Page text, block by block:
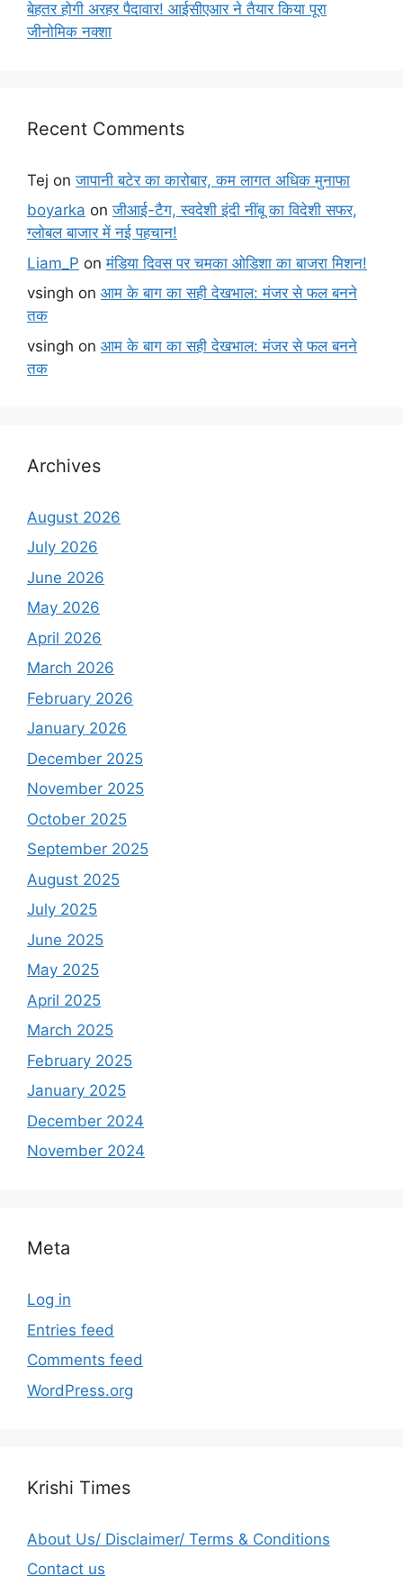
बेहतर होगी अरहर पैदावार! आईसीएआर ने तैयार किया पूरा
जीनोमिक नक्शा
Recent Comments
Tej onजापानी बटेर का कारोबार, कम लागत अधिक मुनाफा
boyarka onजीआई-टैग, स्वदेशी इंदी नींबू का विदेशी सफर,
ग्लोबल बाजार में नई पहचान!
Liam_P onमंडिया दिवस पर चमका ओडिशा का बाजरा मिशन!
vsingh on आम के बाग का सही देखभाल: मंजर से फल बनने
तक
vsingh on आम के बाग का सही देखभाल: मंजर से फल बनने
तक
Archives
August 2026
July 2026
June 2026
May 2026
April 2026
March 2026
February 2026
January 2026
December 2025
November 2025
October 2025
September 2025
August 2025
July 2025
June 2025
May 2025
April 2025
March 2025
February 2025
January 2025
December 2024
November 2024
Meta
Log in
Entries feed
Comments feed
WordPress.org
Krishi Times
About Us/ Disclaimer/ Terms & Conditions
Contact us